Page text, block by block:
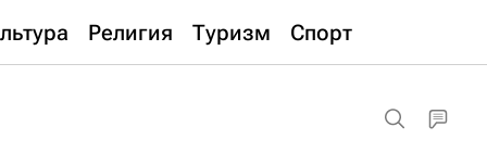
Религия Туризм Спорт